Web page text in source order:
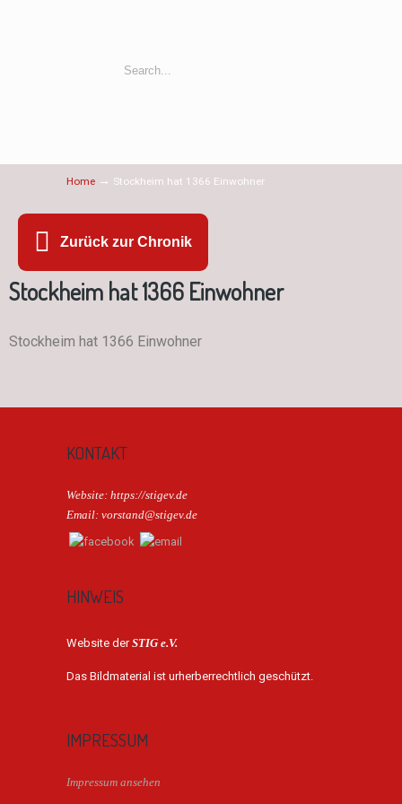
Home → Stockheim hat 1366 Einwohner
Zurück zur Chronik
Stockheim hat 1366 Einwohner
Stockheim hat 1366 Einwohner
KONTAKT
Website: https://stigev.de
Email: vorstand@stigev.de
HINWEIS
Website derSTIG e.V.
Das Bildmaterial ist urherberrechtlich geschützt.
IMPRESSUM
Impressum ansehen